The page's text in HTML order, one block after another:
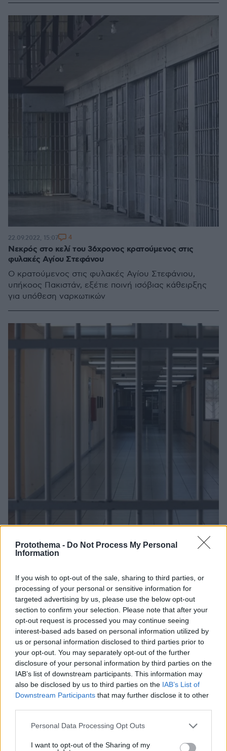
Protothema - Do Not Process My Personal
Information
If you wish to opt-out of the sale, sharing to third parties, or
processing of your personal or sensitive information for
targeted advertising by us, please use the below opt-out
section to confirm your selection. Please note that after your
opt-out request is processed you may continue seeing
interest-based ads based on personal information utilized by
us or personal information disclosed to third parties prior to
your opt-out. You may separately opt-out of the further
disclosure of your personal information by third parties on the
IAB’s list of downstream participants. This information may
also be disclosed by us to third parties on the IAB’s List of
Downstream Participants that may further disclose it to other
Please note that this website/app uses one or more Google
not limited to your visit or usage behaviour. You may click to
Personal Data Processing Opt Outs
I want to opt-out of the Sharing of my
Νεκρός στο κελί του 36χρονος κρατούμενος στις
φυλακές Αγίου Στεφάνου
Ο κρατούμενος στις φυλακές Αγίου Στεφάνιου,
υπήκοος Πακιστάν, εξέτιε ποινή ισόβιας κάθειρξης
για υπόθεση ναρκωτικών
22.09.2022, 15:07 4
Κρατούμενος παρέλαβε κινητά στην τουαλέτα
Οι αστυνομικοί τον έπιασαν στα πράσα
06.12.2021, 11:22